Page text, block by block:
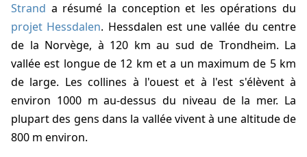
Strand a résumé la conception et les opérations du
projet Hessdalen. Hessdalen est une vallée du centre
de la Norvège, à 120 km au sud de Trondheim. La
vallée est longue de 12 km et a un maximum de 5 km
de large. Les collines à l'ouest et à l'est s'élèvent à
environ 1000 m au-dessus du niveau de la mer. La
plupart des gens dans la vallée vivent à une altitude de
800 m environ.